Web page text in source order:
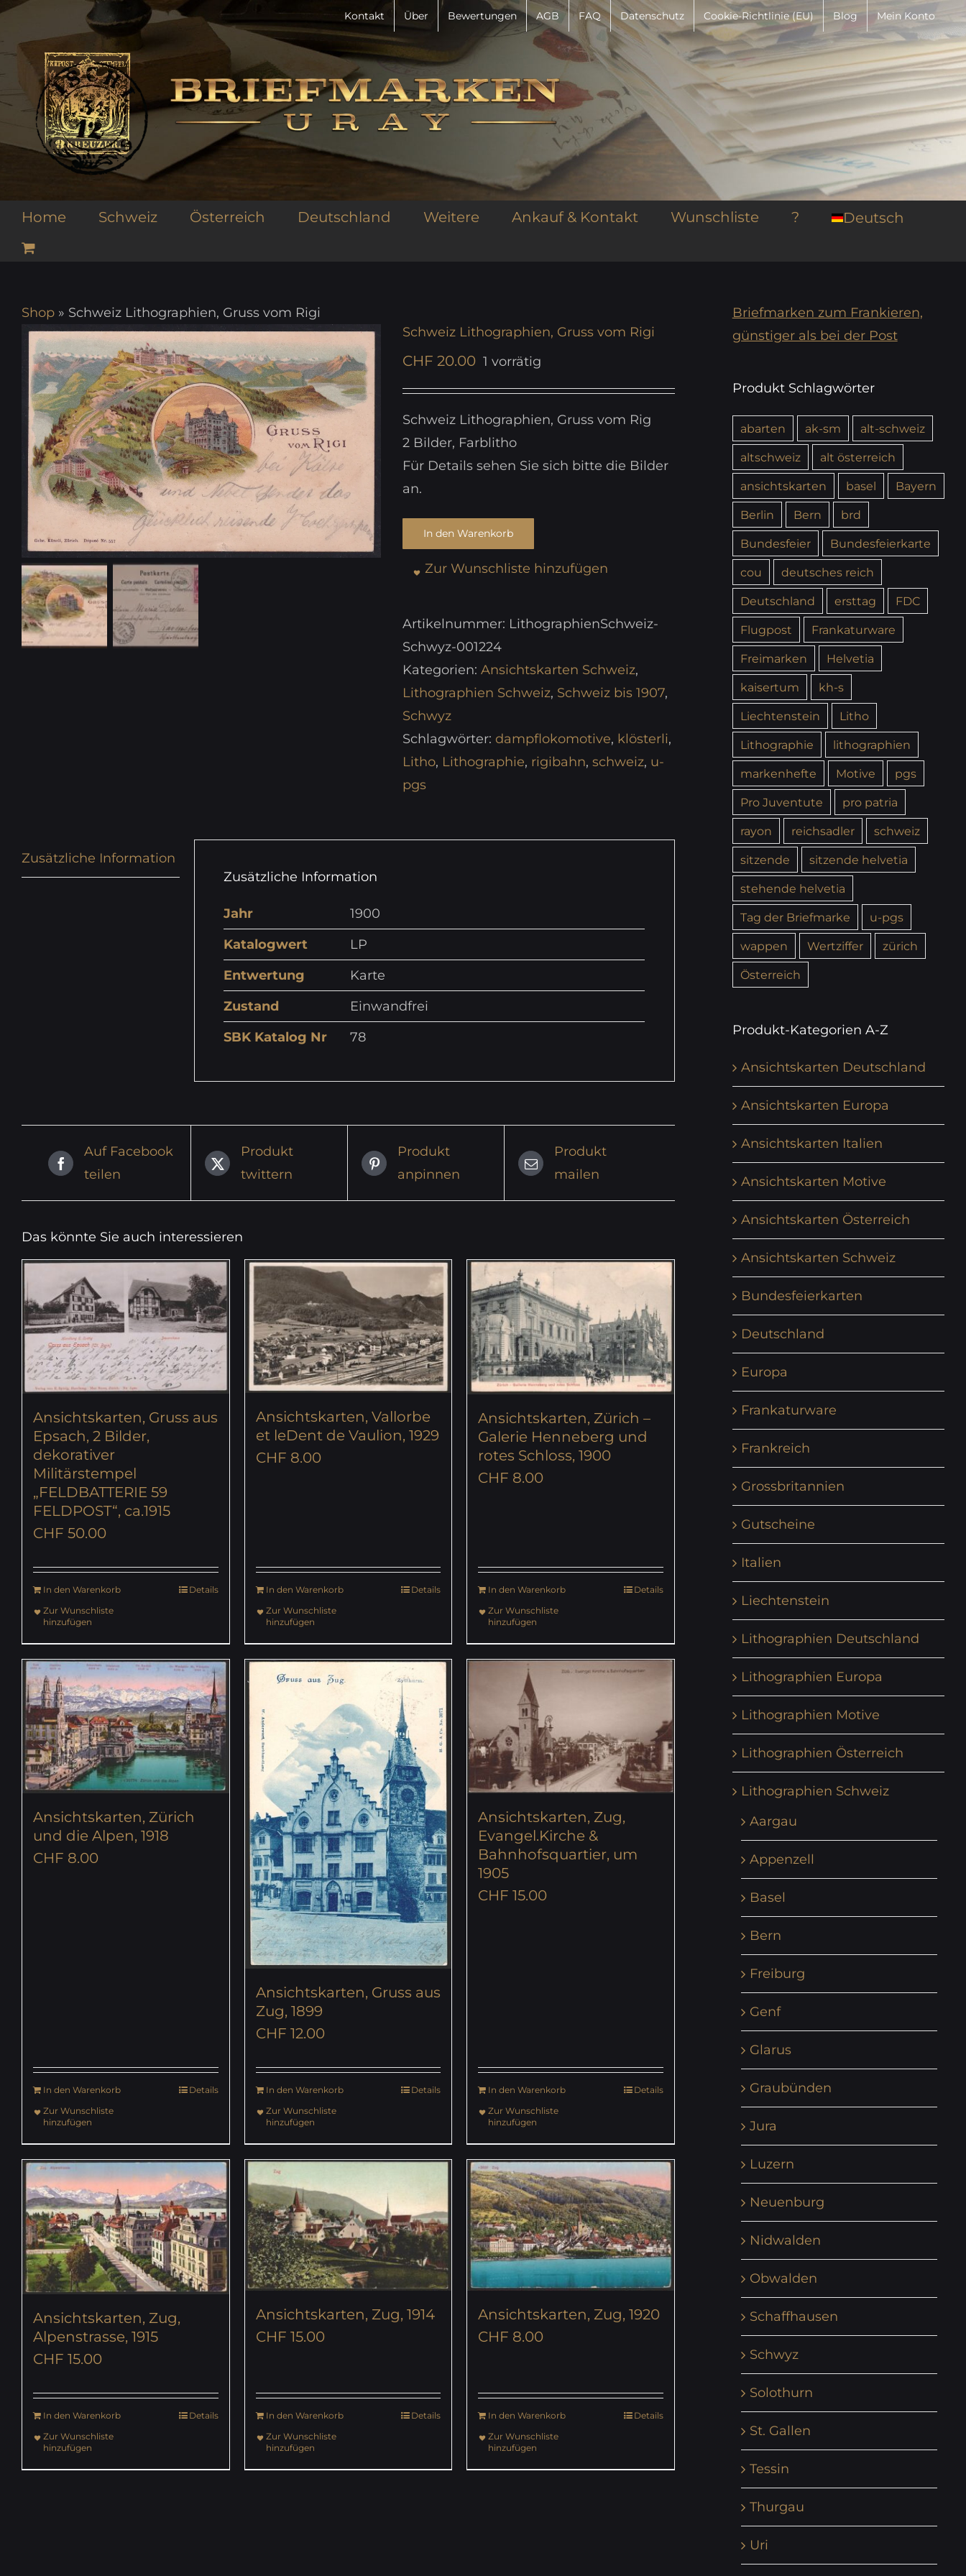
Zum
springen
Kontakt Über Bewertungen AGB FAQ Datenschutz Cookie-Richtlinie (EU) Blog Mein Konto
Home Schweiz Österreich Deutschland Weitere Ankauf & Kontakt Wunschliste ? Deutsch
Shop » Schweiz Lithographien, Gruss vom Rigi
Schweiz Lithographien, Gruss vom Rigi
CHF 20.00 1 vorrätig
Schweiz Lithographien, Gruss vom Rig
2 Bilder, Farblitho
Für Details sehen Sie sich bitte die Bilder
an.
In den Warenkorb
Zur Wunschliste hinzufügen
Artikelnummer: LithographienSchweiz-
Schwyz-001224
Kategorien: Ansichtskarten Schweiz,
Lithographien Schweiz, Schweiz bis 1907,
Schwyz
Schlagwörter: dampflokomotive, klösterli,
Litho, Lithographie, rigibahn, schweiz, u-
pgs
Zusätzliche Information
Zusätzliche Information
Jahr
1900
Katalogwert
LP
Entwertung
Karte
Zustand
Einwandfrei
SBK Katalog Nr
78
Auf Facebook
teilen
Produkt
twittern
Produkt
anpinnen
Produkt
mailen
Das könnte Sie auch interessieren
Ansichtskarten, Gruss aus
Epsach, 2 Bilder,
dekorativer
Militärstempel
„FELDBATTERIE 59
FELDPOST“, ca.1915
CHF 50.00
In den Warenkorb
Details
Zur Wunschliste
hinzufügen
Ansichtskarten, Vallorbe
et leDent de Vaulion, 1929
CHF 8.00
In den Warenkorb
Details
Zur Wunschliste
hinzufügen
Ansichtskarten, Zürich –
Galerie Henneberg und
rotes Schloss, 1900
CHF 8.00
In den Warenkorb
Details
Zur Wunschliste
hinzufügen
Ansichtskarten, Zürich
und die Alpen, 1918
CHF 8.00
In den Warenkorb
Details
Zur Wunschliste
hinzufügen
Ansichtskarten, Gruss aus
Zug, 1899
CHF 12.00
In den Warenkorb
Details
Zur Wunschliste
hinzufügen
Ansichtskarten, Zug,
Evangel.Kirche &
Bahnhofsquartier, um
1905
CHF 15.00
In den Warenkorb
Details
Zur Wunschliste
hinzufügen
Ansichtskarten, Zug,
Alpenstrasse, 1915
CHF 15.00
In den Warenkorb
Details
Zur Wunschliste
hinzufügen
Ansichtskarten, Zug, 1914
CHF 15.00
In den Warenkorb
Details
Zur Wunschliste
hinzufügen
Ansichtskarten, Zug, 1920
CHF 8.00
In den Warenkorb
Details
Zur Wunschliste
hinzufügen
Briefmarken zum Frankieren,
günstiger als bei der Post
Produkt Schlagwörter
abarten ak-sm
alt-schweiz
altschweiz
alt österreich
ansichtskarten
basel
Bayern
Berlin
Bern
brd
Bundesfeier
Bundesfeierkarte
cou
deutsches reich
Deutschland
ersttag
FDC
Flugpost
Frankaturware
Freimarken
Helvetia
kaisertum
kh-s
Liechtenstein
Litho
Lithographie
lithographien
markenhefte
Motive
pgs
Pro Juventute
pro patria
rayon
reichsadler
schweiz
sitzende
sitzende helvetia
stehende helvetia
Tag der Briefmarke
u-pgs
wappen
Wertziffer
zürich
Österreich
Produkt-Kategorien A-Z
Ansichtskarten Deutschland
Ansichtskarten Europa
Ansichtskarten Italien
Ansichtskarten Motive
Ansichtskarten Österreich
Ansichtskarten Schweiz
Bundesfeierkarten
Deutschland
Europa
Frankaturware
Frankreich
Grossbritannien
Gutscheine
Italien
Liechtenstein
Lithographien Deutschland
Lithographien Europa
Lithographien Motive
Lithographien Österreich
Lithographien Schweiz
Aargau
Appenzell
Basel
Bern
Freiburg
Genf
Glarus
Graubünden
Jura
Luzern
Neuenburg
Nidwalden
Obwalden
Schaffhausen
Schwyz
Solothurn
St. Gallen
Tessin
Thurgau
Uri